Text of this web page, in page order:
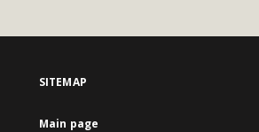
SITEMAP
Main page